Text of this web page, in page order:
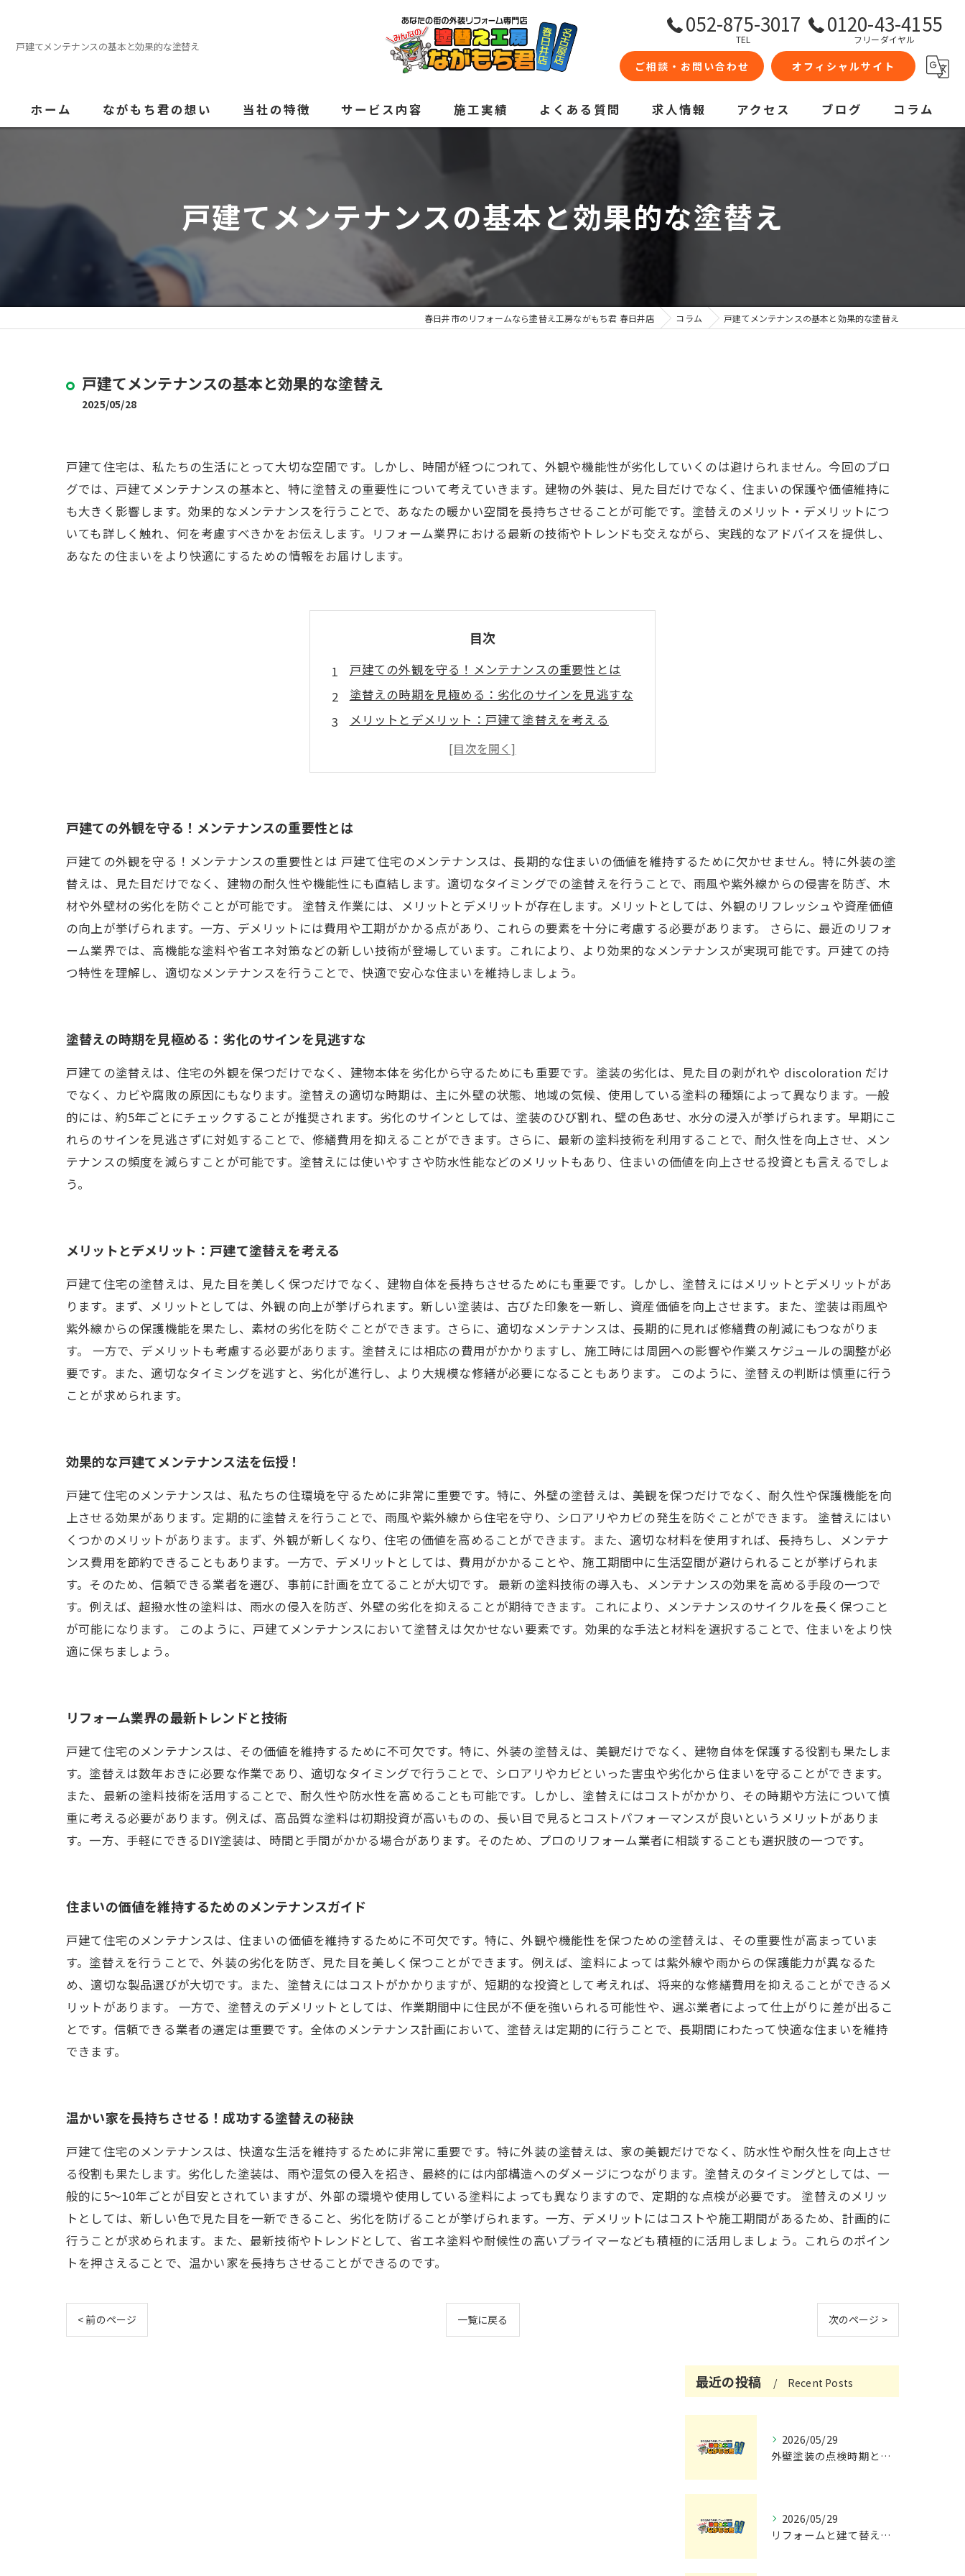
戸建てメンテナンスの基本と効果的な塗替え
052-875-3017
TEL
0120-43-4155
フリーダイヤル
ご相談・お問い合わせ オフィシャルサイト
ホーム ながもち君の想い 当社の特徴
内装
サービス内容 施工実績 よくある質問 求人情報 アクセス ブログ コラム
戸建てメンテナンスの基本と効果的な塗替え
春日井市のリフォームなら塗替え工房ながもち君 春日井店 コラム 戸建てメンテナンスの基本と効果的な塗替え
戸建てメンテナンスの基本と効果的な塗替え
2025/05/28
戸建て住宅は、私たちの生活にとって大切な空間です。しかし、時間が経つにつれて、外観や機能性が劣化していくのは避けられません。今回のブロ
グでは、戸建てメンテナンスの基本と、特に塗替えの重要性について考えていきます。建物の外装は、見た目だけでなく、住まいの保護や価値維持に
も大きく影響します。効果的なメンテナンスを行うことで、あなたの暖かい空間を長持ちさせることが可能です。塗替えのメリット・デメリットにつ
いても詳しく触れ、何を考慮すべきかをお伝えします。リフォーム業界における最新の技術やトレンドも交えながら、実践的なアドバイスを提供し、
あなたの住まいをより快適にするための情報をお届けします。
目次
戸建ての外観を守る！メンテナンスの重要性とは
塗替えの時期を見極める：劣化のサインを見逃すな
メリットとデメリット：戸建て塗替えを考える
効果的な戸建てメンテナンス法を伝授！
リフォーム業界の最新トレンドと技術
温かい家を長持ちさせる！成功する塗替えの秘訣
戸建ての外観を守る！メンテナンスの重要性とは
戸建ての外観を守る！メンテナンスの重要性とは 戸建て住宅のメンテナンスは、長期的な住まいの価値を維持するために欠かせません。特に外装の塗
替えは、見た目だけでなく、建物の耐久性や機能性にも直結します。適切なタイミングでの塗替えを行うことで、雨風や紫外線からの侵害を防ぎ、木
材や外壁材の劣化を防ぐことが可能です。 塗替え作業には、メリットとデメリットが存在します。メリットとしては、外観のリフレッシュや資産価値
の向上が挙げられます。一方、デメリットには費用や工期がかかる点があり、これらの要素を十分に考慮する必要があります。 さらに、最近のリフォ
ーム業界では、高機能な塗料や省エネ対策などの新しい技術が登場しています。これにより、より効果的なメンテナンスが実現可能です。戸建ての持
つ特性を理解し、適切なメンテナンスを行うことで、快適で安心な住まいを維持しましょう。
塗替えの時期を見極める：劣化のサインを見逃すな
戸建ての塗替えは、住宅の外観を保つだけでなく、建物本体を劣化から守るためにも重要です。塗装の劣化は、見た目の剥がれや discoloration だけ
でなく、カビや腐敗の原因にもなります。塗替えの適切な時期は、主に外壁の状態、地域の気候、使用している塗料の種類によって異なります。一般
的には、約5年ごとにチェックすることが推奨されます。劣化のサインとしては、塗装のひび割れ、壁の色あせ、水分の浸入が挙げられます。早期にこ
れらのサインを見逃さずに対処することで、修繕費用を抑えることができます。さらに、最新の塗料技術を利用することで、耐久性を向上させ、メン
テナンスの頻度を減らすことが可能です。塗替えには使いやすさや防水性能などのメリットもあり、住まいの価値を向上させる投資とも言えるでしょ
う。
メリットとデメリット：戸建て塗替えを考える
戸建て住宅の塗替えは、見た目を美しく保つだけでなく、建物自体を長持ちさせるためにも重要です。しかし、塗替えにはメリットとデメリットがあ
ります。まず、メリットとしては、外観の向上が挙げられます。新しい塗装は、古びた印象を一新し、資産価値を向上させます。また、塗装は雨風や
紫外線からの保護機能を果たし、素材の劣化を防ぐことができます。さらに、適切なメンテナンスは、長期的に見れば修繕費の削減にもつながりま
す。 一方で、デメリットも考慮する必要があります。塗替えには相応の費用がかかりますし、施工時には周囲への影響や作業スケジュールの調整が必
要です。また、適切なタイミングを逃すと、劣化が進行し、より大規模な修繕が必要になることもあります。 このように、塗替えの判断は慎重に行う
ことが求められます。
効果的な戸建てメンテナンス法を伝授！
戸建て住宅のメンテナンスは、私たちの住環境を守るために非常に重要です。特に、外壁の塗替えは、美観を保つだけでなく、耐久性や保護機能を向
上させる効果があります。定期的に塗替えを行うことで、雨風や紫外線から住宅を守り、シロアリやカビの発生を防ぐことができます。 塗替えにはい
くつかのメリットがあります。まず、外観が新しくなり、住宅の価値を高めることができます。また、適切な材料を使用すれば、長持ちし、メンテナ
ンス費用を節約できることもあります。一方で、デメリットとしては、費用がかかることや、施工期間中に生活空間が避けられることが挙げられま
す。そのため、信頼できる業者を選び、事前に計画を立てることが大切です。 最新の塗料技術の導入も、メンテナンスの効果を高める手段の一つで
す。例えば、超撥水性の塗料は、雨水の侵入を防ぎ、外壁の劣化を抑えることが期待できます。これにより、メンテナンスのサイクルを長く保つこと
が可能になります。 このように、戸建てメンテナンスにおいて塗替えは欠かせない要素です。効果的な手法と材料を選択することで、住まいをより快
適に保ちましょう。
リフォーム業界の最新トレンドと技術
戸建て住宅のメンテナンスは、その価値を維持するために不可欠です。特に、外装の塗替えは、美観だけでなく、建物自体を保護する役割も果たしま
す。塗替えは数年おきに必要な作業であり、適切なタイミングで行うことで、シロアリやカビといった害虫や劣化から住まいを守ることができます。
また、最新の塗料技術を活用することで、耐久性や防水性を高めることも可能です。しかし、塗替えにはコストがかかり、その時期や方法について慎
重に考える必要があります。例えば、高品質な塗料は初期投資が高いものの、長い目で見るとコストパフォーマンスが良いというメリットがありま
す。一方、手軽にできるDIY塗装は、時間と手間がかかる場合があります。そのため、プロのリフォーム業者に相談することも選択肢の一つです。
住まいの価値を維持するためのメンテナンスガイド
戸建て住宅のメンテナンスは、住まいの価値を維持するために不可欠です。特に、外観や機能性を保つための塗替えは、その重要性が高まっていま
す。塗替えを行うことで、外装の劣化を防ぎ、見た目を美しく保つことができます。例えば、塗料によっては紫外線や雨からの保護能力が異なるた
め、適切な製品選びが大切です。また、塗替えにはコストがかかりますが、短期的な投資として考えれば、将来的な修繕費用を抑えることができるメ
リットがあります。 一方で、塗替えのデメリットとしては、作業期間中に住民が不便を強いられる可能性や、選ぶ業者によって仕上がりに差が出るこ
とです。信頼できる業者の選定は重要です。全体のメンテナンス計画において、塗替えは定期的に行うことで、長期間にわたって快適な住まいを維持
できます。
温かい家を長持ちさせる！成功する塗替えの秘訣
戸建て住宅のメンテナンスは、快適な生活を維持するために非常に重要です。特に外装の塗替えは、家の美観だけでなく、防水性や耐久性を向上させ
る役割も果たします。劣化した塗装は、雨や湿気の侵入を招き、最終的には内部構造へのダメージにつながります。塗替えのタイミングとしては、一
般的に5〜10年ごとが目安とされていますが、外部の環境や使用している塗料によっても異なりますので、定期的な点検が必要です。 塗替えのメリッ
トとしては、新しい色で見た目を一新できること、劣化を防げることが挙げられます。一方、デメリットにはコストや施工期間があるため、計画的に
行うことが求められます。また、最新技術やトレンドとして、省エネ塗料や耐候性の高いプライマーなども積極的に活用しましょう。これらのポイン
トを押さえることで、温かい家を長持ちさせることができるのです。
< 前のページ 一覧に戻る 次のページ >
最近の投稿 Recent Posts
2026/05/29
外壁塗装の点検時期と施工の最適タイミング
2026/05/29
リフォームと建て替えの費用と注意点完全解説